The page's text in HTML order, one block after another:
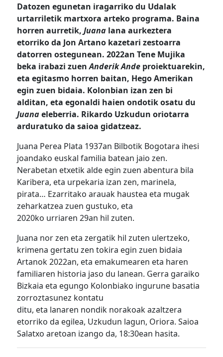
Datozen egunetan iragarriko du Udalak
urtarriletik martxora arteko programa. Baina
horren aurretik,Juana lana aurkeztera
etorriko da Jon Artano kazetari zestoarra
datorren ostegunean. 2022an Tene Mujika
beka irabazi zuenAnderik Ande proiektuarekin,
eta egitasmo horren baitan, Hego Amerikan
egin zuen bidaia. Kolonbian izan zen bi
alditan, eta egonaldi haien ondotik osatu du
Juanaeleberria. Rikardo Uzkudun oriotarra
arduratuko da saioa gidatzeaz.
Juana Perea Plata 1937an Bilbotik Bogotara ihesi
joandako euskal familia batean jaio zen.
Nerabetan etxetik alde egin zuen abentura bila
Karibera, eta urpekaria izan zen, marinela,
pirata… Ezarritako arauak haustea eta mugak
zeharkatzea zuen gustuko, eta
2020ko urriaren 29an hil zuten.
Juana nor zen eta zergatik hil zuten ulertzeko,
krimena gertatu zen tokira egin zuen bidaia
Artanok 2022an, eta emakumearen eta haren
familiaren historia jaso du lanean. Gerra garaiko
Bizkaia eta egungo Kolonbiako ingurune basatia
zorroztasunez kontatu
ditu, eta lanaren nondik norakoak azaltzera
etorriko da egilea, Uzkudun lagun, Oriora. Saioa
Salatxo aretoan izango da, 18:30ean hasita.